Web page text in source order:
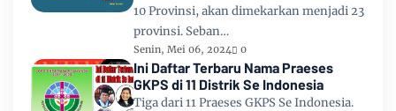
10 Provinsi, akan dimekarkan menjadi 23
provinsi. Seban…
Senin, Mei 06, 2024 0
Ini Daftar Terbaru Nama Praeses
GKPS di 11 Distrik Se Indonesia
Tiga dari 11 Praeses GKPS Se Indonesia.